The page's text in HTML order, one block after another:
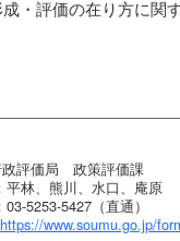
・評価の在り方に関
政評価局 政策評価課
林、熊川、水口、庵原
5253-5427（直通）
https://www.soumu.go.jp/